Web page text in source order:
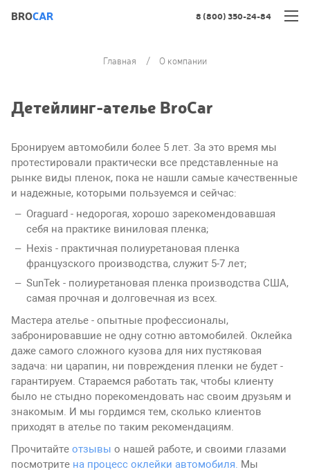
BROCAR 8 (800) 350-24-84
Главная О компании
Детейлинг-ателье BroCar
Бронируем автомобили более 5 лет. За это время мы
протестировали практически все представленные на
рынке виды пленок, пока не нашли самые качественные
и надежные, которыми пользуемся и сейчас:
Oraguard - недорогая, хорошо зарекомендовавшая
себя на практике виниловая пленка;
Hexis - практичная полиуретановая пленка
французского производства, служит 5-7 лет;
SunTek - полиуретановая пленка производства США,
самая прочная и долговечная из всех.
Мастера ателье - опытные профессионалы,
забронировавшие не одну сотню автомобилей. Оклейка
даже самого сложного кузова для них пустяковая
задача: ни царапин, ни повреждения пленки не будет -
гарантируем. Стараемся работать так, чтобы клиенту
было не стыдно порекомендовать нас своим друзьям и
знакомым. И мы гордимся тем, сколько клиентов
приходят в ателье по таким рекомендациям.
Прочитайте отзывы о нашей работе, и своими глазами
посмотрите на процесс оклейки автомобиля. Мы